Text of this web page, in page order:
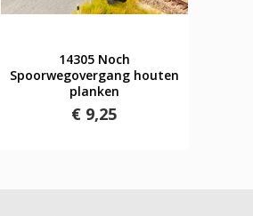
14305 Noch
Spoorwegovergang houten
planken
€ 9,25